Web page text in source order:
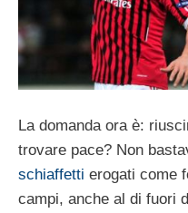
La domanda ora è:
trovare pace? Non
schiaffetti erogati come
campi, anche al di fuori